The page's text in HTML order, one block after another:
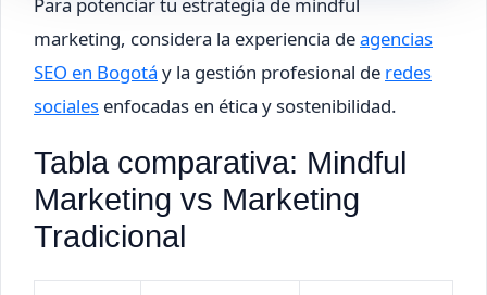
marketing, considera la experiencia deagencias
SEO en Bogotá y la gestión profesional de redes
sociales enfocadas en ética y sostenibilidad.
Tabla comparativa: Mindful
Marketing vs Marketing
Tradicional